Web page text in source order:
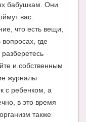
бабушкам. Они
вас.
что есть вещи,
где
и собственным
журналы
с ребенком, а
в это время
также